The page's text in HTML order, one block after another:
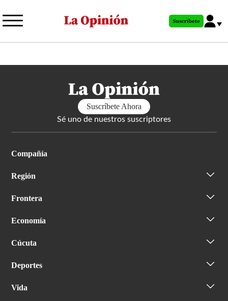
al
principal
Suscríbete
Suscríbete Ahora
Sé uno de nuestros suscriptores
Compañía
Región
Frontera
Economía
Cúcuta
Deportes
Vida